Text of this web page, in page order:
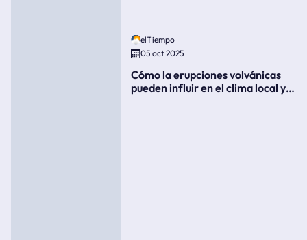
elTiempo
05 oct 2025
Cómo la erupciones volvánicas
pueden influir en el clima local y